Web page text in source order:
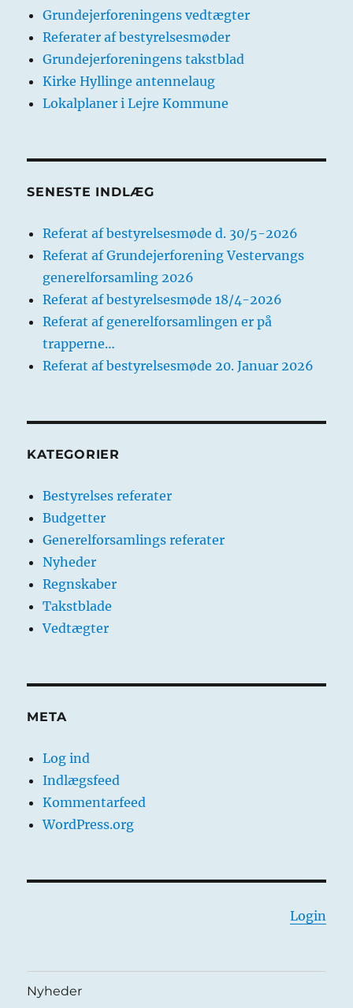
Grundejerforeningens vedtægter
Referater af bestyrelsesmøder
Grundejerforeningens takstblad
Kirke Hyllinge antennelaug
Lokalplaner i Lejre Kommune
SENESTE INDLÆG
Referat af bestyrelsesmøde d. 30/5-2026
Referat af Grundejerforening Vestervangs
generelforsamling 2026
Referat af bestyrelsesmøde 18/4-2026
Referat af generelforsamlingen er på
trapperne…
Referat af bestyrelsesmøde 20. Januar 2026
KATEGORIER
Bestyrelses referater
Budgetter
Generelforsamlings referater
Nyheder
Regnskaber
Takstblade
Vedtægter
META
Log ind
Indlægsfeed
Kommentarfeed
WordPress.org
Login
Nyheder